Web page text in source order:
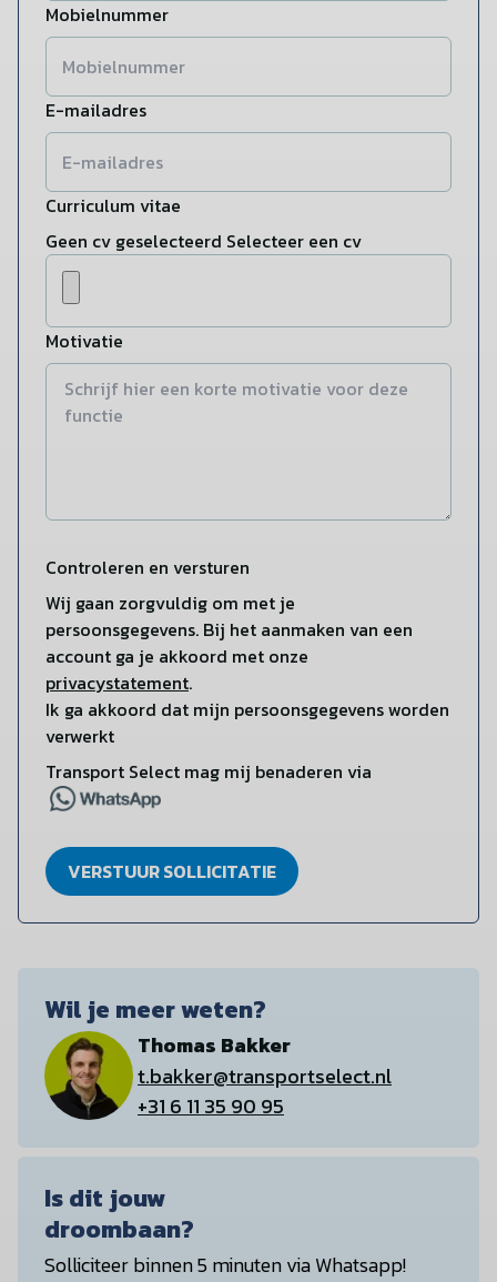
Mobielnummer
E-mailadres
Curriculum vitae
Geen cv geselecteerd Selecteer een cv
Motivatie
Controleren en versturen
Wij gaan zorgvuldig om met je
persoonsgegevens. Bij het aanmaken van een
account ga je akkoord met onze
privacystatement.
Ik ga akkoord dat mijn persoonsgegevens worden
verwerkt
Transport Select mag mij benaderen via
VERSTUUR SOLLICITATIE
Wil je meer weten?
Thomas Bakker
t.bakker@transportselect.nl
+31 6 11 35 90 95
Is dit jouw
droombaan?
Solliciteer binnen 5 minuten via Whatsapp!